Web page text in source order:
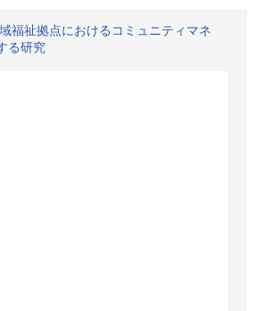
福祉拠点におけるコミュニティマネ
る研究